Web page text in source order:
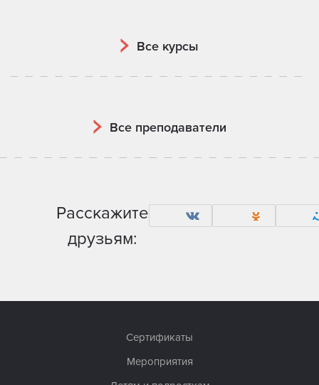
Все курсы
Все преподаватели
Расскажите
друзьям:
Сертификаты
Мероприятия